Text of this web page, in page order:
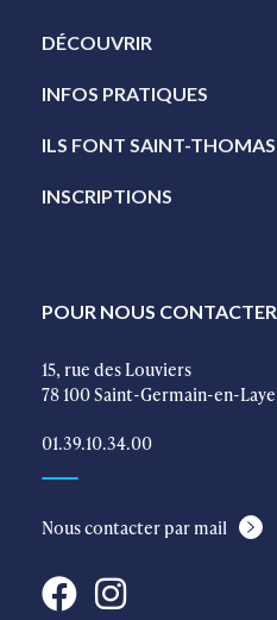
DÉCOUVRIR
INFOS PRATIQUES
ILS FONT SAINT-THOMAS
INSCRIPTIONS
POUR NOUS CONTACTER
15, rue des Louviers
78 100 Saint-Germain-en-Laye
01.39.10.34.00
Nous contacter par mail